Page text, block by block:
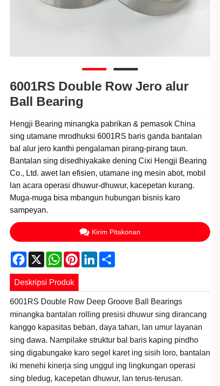
6001RS Double Row Jero alur
Ball Bearing
Hengji Bearing minangka pabrikan & pemasok China
sing utamane mrodhuksi 6001RS baris ganda bantalan
bal alur jero kanthi pengalaman pirang-pirang taun.
Bantalan sing disedhiyakake dening Cixi Hengji Bearing
Co., Ltd. awet lan efisien, utamane ing mesin abot, mobil
lan acara operasi dhuwur-dhuwur, kacepetan kurang.
Muga-muga bisa mbangun hubungan bisnis karo
sampeyan.
Kirim Pitakonan
Facebook
X WhatsApp
PinterestLinkedIn
Deskripsi Produk
6001RS Double Row Deep Groove Ball Bearings
minangka bantalan rolling presisi dhuwur sing dirancang
kanggo kapasitas beban, daya tahan, lan umur layanan
sing dawa. Nampilake struktur bal baris kaping pindho
sing digabungake karo segel karet ing sisih loro, bantalan
iki menehi kinerja sing unggul ing lingkungan operasi
sing bledug, kacepetan dhuwur, lan terus-terusan.